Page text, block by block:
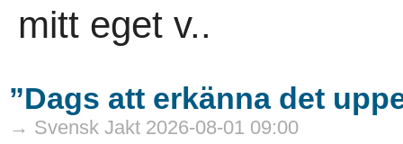
mitt eget v..
”Dags att erkänna det
→ Svensk Jakt 2026-08-01 09:00